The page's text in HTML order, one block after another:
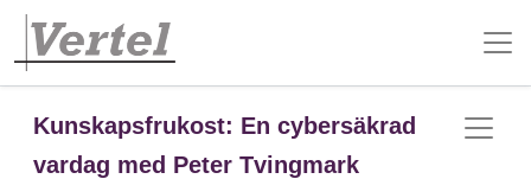
Kunskapsfrukost: En cybersäkrad
vardag med Peter Tvingmark